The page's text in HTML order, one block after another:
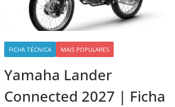
FICHA TÉCNICA MAIS POPULARES
Yamaha Lander
Connected 2027 | Ficha